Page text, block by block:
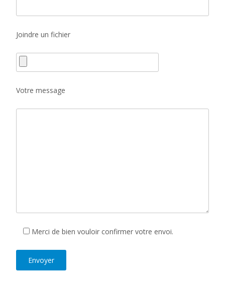
Joindre un fichier
Votre message
Merci de bien vouloir confirmer votre envoi.